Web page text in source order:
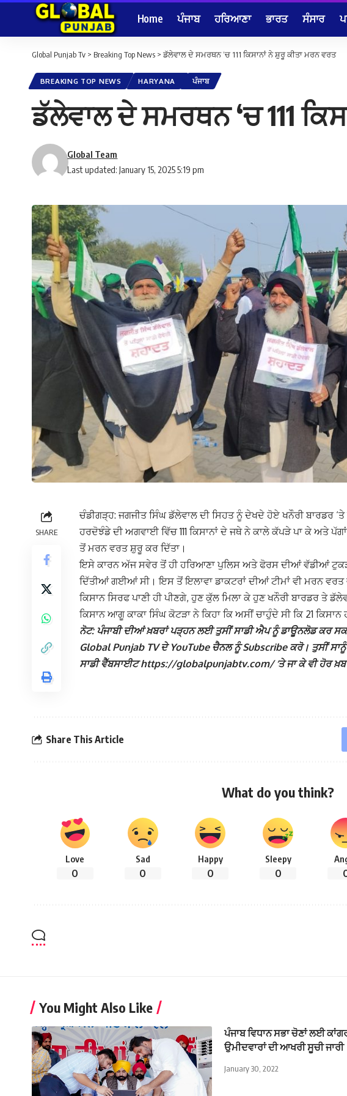
Home ਪੰਜਾਬ ਹਰਿਆਣਾ ਭਾਰਤ ਸੰਸਾਰ
Global Punjab Tv > Breaking Top News > ਡੱਲੇਵਾਲ ਦੇ ਸਮਰਥਨ ‘ਚ 111 ਕਿਸਾਨਾਂ ਨੇ ਸ਼ੁਰੂ ਕੀਤਾ ਮਰਨ ਵਰਤ
BREAKING TOP NEWS HARYANA ਪੰਜਾਬ
ਡੱਲੇਵਾਲ ਦੇ ਸਮਰਥਨ ‘ਚ 111
Last updated: January 15, 2025 5:19 pm
Global Team
SHARE
ਚੰਡੀਗੜ੍ਹ: ਜਗਜੀਤ ਸਿੰਘ ਡੱਲੇਵਾਲ ਦੀ ਸਿਹਤ ਨੂੰ ਦੇਖਦੇ ਹੋਏ ਖਨੌਰੀ ਬਾਰਡਰ
ਹਰਦੋਝੰਡੇ ਦੀ ਅਗਵਾਈ ਵਿੱਚ 111 ਕਿਸਾਨਾਂ ਦੇ ਜਥੇ ਨੇ ਕਾਲੇ ਕੱਪੜੇ ਪਾ ਕੇ ਅਤੇ
ਤੋਂ ਮਰਨ ਵਰਤ ਸ਼ੁਰੂ ਕਰ ਦਿੱਤਾ।
ਇਸੇ ਕਾਰਨ ਅੱਜ ਸਵੇਰ ਤੋਂ ਹੀ ਹਰਿਆਣਾ ਪੁਲਿਸ ਅਤੇ ਫੋਰਸ ਦੀਆਂ ਵੱਡੀਆਂ
ਦਿੱਤੀਆਂ ਗਈਆਂ ਸੀ। ਇਸ ਤੋਂ ਇਲਾਵਾ ਡਾਕਟਰਾਂ ਦੀਆਂ ਟੀਮਾਂ ਵੀ ਮਰਨ ਵਰਤ
ਕਿਸਾਨ ਸਿਰਫ ਪਾਣੀ ਹੀ ਪੀਣਗੇ, ਹੁਣ ਕੁੱਲ ਮਿਲਾ ਕੇ ਹੁਣ ਖਨੌਰੀ ਬਾਰਡਰ ਤੇ
ਕਿਸਾਨ ਆਗੂ ਕਾਕਾ ਸਿੰਘ ਕੋਟੜਾ ਨੇ ਕਿਹਾ ਕਿ ਅਸੀਂ ਚਾਹੁੰਦੇ ਸੀ ਕਿ 21
ਨੋਟ: ਪੰਜਾਬੀ ਦੀਆਂ ਖ਼ਬਰਾਂ ਪੜ੍ਹਨ ਲਈ ਤੁਸੀਂ ਸਾਡੀ ਐਪ ਨੂੰ ਡਾਊਨਲੋਡ ਕਰ
Global Punjab TV ਦੇ YouTube ਚੈਨਲ ਨੂੰ Subscribe ਕਰੋ। ਤੁਸੀਂ
ਸਾਡੀ ਵੈੱਬਸਾਈਟ https://globalpunjabtv.com/ ‘ਤੇ ਜਾ ਕੇ ਵੀ ਹੋਰ
Share This Article
What do you think?
Love
0
Sad
0
Happy
0
Sleepy
0
You Might Also Like
ਪੰਜਾਬ ਵਿਧਾਨ ਸਭਾ ਚੋਣਾਂ ਲਈ
ਉਮੀਦਵਾਰਾਂ ਦੀ ਆਖਰੀ ਸੂਚੀ ਜਾਰੀ
January 30, 2022